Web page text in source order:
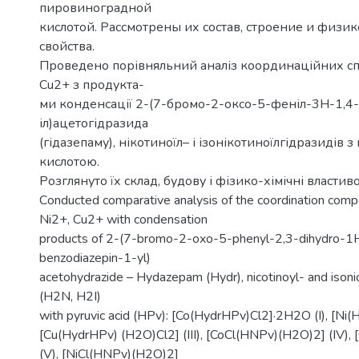
пировиноградной
кислотой. Рассмотрены их состав, строение и
свойства.
Проведено порівняльний аналіз координаційних
Cu2+ з продукта-
ми конденсації 2-(7-бромо-2-оксо-5-феніл-3H-1,4-
іл)ацетогідразида
(гідазепаму), нікотиноїл– і
кислотою.
Розглянуто їх склад, будову і фізико-хімічні
Сonducted comparative analysis of the coordination
Ni2+, Cu2+ with condensation
products of 2-(7-bromo-2-oxo-5-phenyl-2,3-dihydro-
benzodiazepin-1-yl)
acetohydrazide – Hydazepam (Hydr), nicotinoyl- and
(H2N, H2I)
with pyruvic acid (HPv): [Co(HydrHPv)Cl2]·2H2O (I),
[Cu(HydrHPv) (H2O)Cl2] (III), [CoCl(HNPv)(H2O)2] (IV),
(V), [NiCl(HNPv)(H2O)2]